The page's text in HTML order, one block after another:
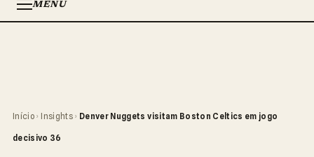
MENU
Início › Insights › Denver Nuggets visitam Boston Celtics em jogo
decisivo 36